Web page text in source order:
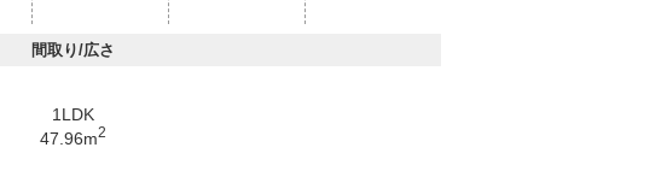
間取り/広さ
1LDK
47.96m2